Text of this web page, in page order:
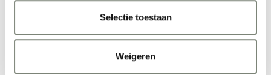
Selectie toestaan
Weigeren